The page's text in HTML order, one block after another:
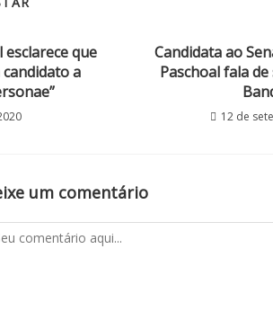
esclarece que
a
Candidata ao
Paschoal fala
12 de
um comentário